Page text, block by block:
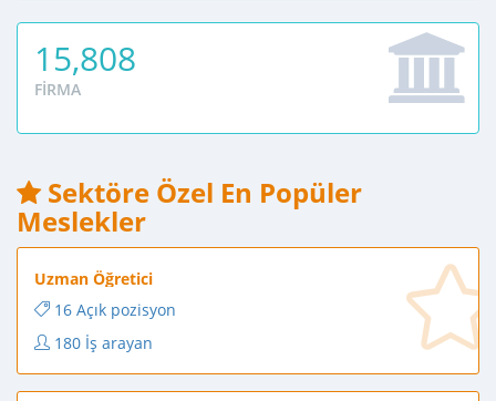
15,808
FIRMA
Sektöre Özel En Popüler
Meslekler
Uzman Öğretici
16 Açık pozisyon
180 İş arayan